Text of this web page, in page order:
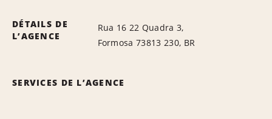
DÉTAILS DE
L’AGENCE
Rua 16 22 Quadra 3,
Formosa 73813 230, BR
SERVICES DE L’AGENCE